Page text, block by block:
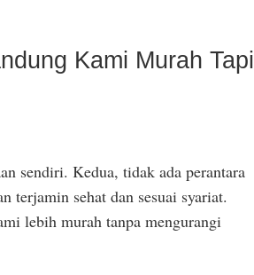
Kami Murah Tapi
sendiri. Kedua, tidak ada perantara
terjamin sehat dan sesuai syariat.
lebih murah tanpa mengurangi